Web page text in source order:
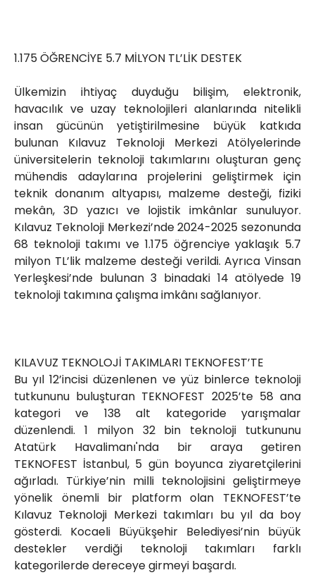
1.175 ÖĞRENCİYE 5.7 MİLYON TL’LİK DESTEK
Ülkemizin ihtiyaç duyduğu bilişim, elektronik,
havacılık ve uzay teknolojileri alanlarında nitelikli
insan gücünün yetiştirilmesine büyük katkıda
bulunan Kılavuz Teknoloji Merkezi Atölyelerinde
üniversitelerin teknoloji takımlarını oluşturan genç
mühendis adaylarına projelerini geliştirmek için
teknik donanım altyapısı, malzeme desteği, fiziki
mekân, 3D yazıcı ve lojistik imkânlar sunuluyor.
Kılavuz Teknoloji Merkezi’nde 2024-2025 sezonunda
68 teknoloji takımı ve 1.175 öğrenciye yaklaşık 5.7
milyon TL’lik malzeme desteği verildi. Ayrıca Vinsan
Yerleşkesi’nde bulunan 3 binadaki 14 atölyede 19
teknoloji takımına çalışma imkânı sağlanıyor.
KILAVUZ TEKNOLOJİ TAKIMLARI TEKNOFEST’TE
Bu yıl 12’incisi düzenlenen ve yüz binlerce teknoloji
tutkununu buluşturan TEKNOFEST 2025’te 58 ana
kategori ve 138 alt kategoride yarışmalar
düzenlendi. 1 milyon 32 bin teknoloji tutkununu
Atatürk Havalimanı'nda bir araya getiren
TEKNOFEST İstanbul, 5 gün boyunca ziyaretçilerini
ağırladı. Türkiye’nin milli teknolojisini geliştirmeye
yönelik önemli bir platform olan TEKNOFEST’te
Kılavuz Teknoloji Merkezi takımları bu yıl da boy
gösterdi. Kocaeli Büyükşehir Belediyesi’nin büyük
destekler verdiği teknoloji takımları farklı
kategorilerde dereceye girmeyi başardı.